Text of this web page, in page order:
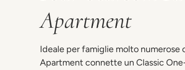
Apartment
Ideale per famiglie molto numerose
Apartment connette un Classic